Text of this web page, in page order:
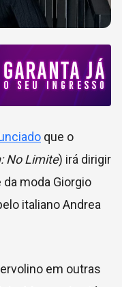
que o
No Limite) irá dirigir
moda Giorgio
italiano Andrea
em outras